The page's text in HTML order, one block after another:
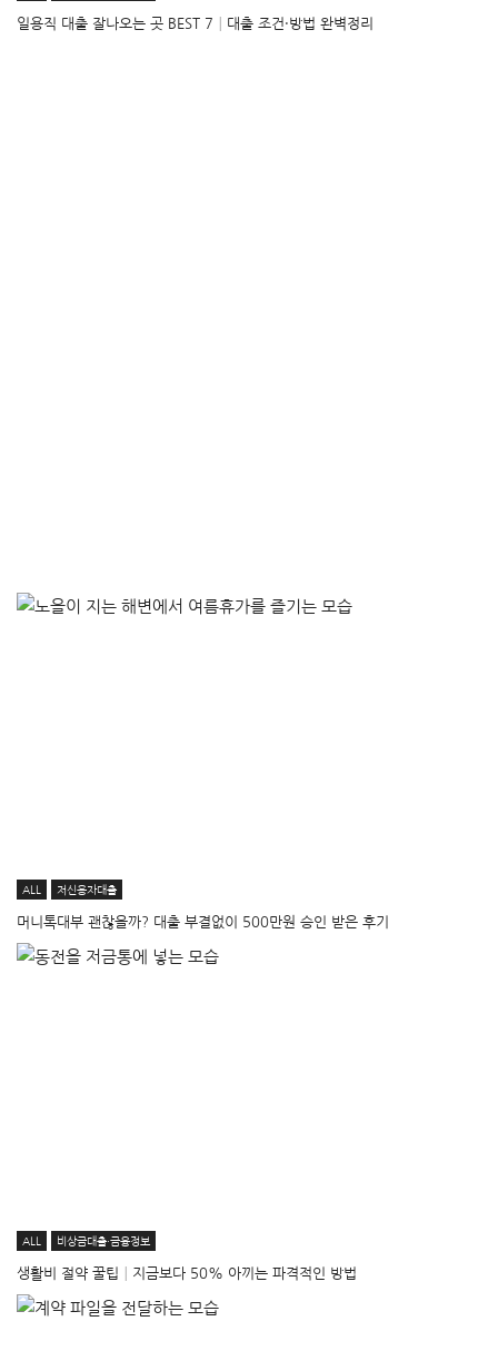
일용직 대출 잘나오는 곳 BEST 7│대출 조건·방법 완벽정리
ALL 저신용자대출
머니톡대부 괜찮을까? 대출 부결없이 500만원 승인 받은 후기
ALL 비상금대출·금융정보
생활비 절약 꿀팁│지금보다 50% 아끼는 파격적인 방법